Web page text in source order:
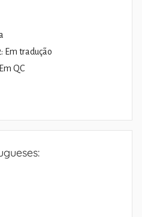
Em tradução
QC